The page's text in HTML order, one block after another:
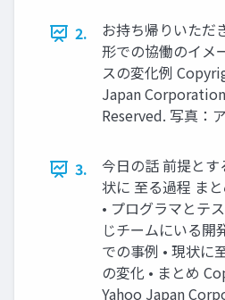
2.
お持ち帰りいただ
形での協働のイメ
スの変化例
Japan
Reserved. 写真：
3.
今日の話 前提と
状に 至る過程 ま
• プログラマとテ
じチームにいる開
での事例 • 現状に
の変化 • まとめ
Yahoo Japan